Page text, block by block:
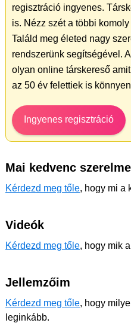
regisztráció ingyenes.
is. Nézz szét a többi
Találd meg életed nagy
rendszerünk segítségével.
olyan online társkereső
az 50 év felettiek is
Ingyenes regisztráció
Mai kedvenc
Kérdezd meg tőle, hogy mi a
Videók
Kérdezd meg tőle, hogy mik
Jellemzőim
Kérdezd meg tőle, hogy
leginkább.